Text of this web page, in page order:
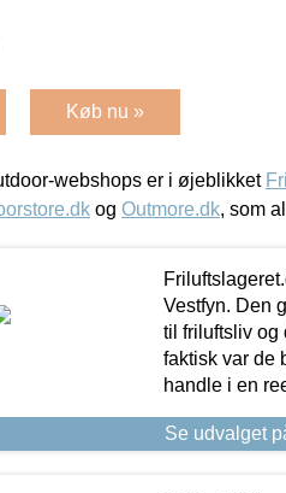
Køb nu »
webshops er i øjeblikket
og Outmore.dk, som
Vestfyn. Den
til friluftsliv og
faktisk var de
handle i en
Se udvalget